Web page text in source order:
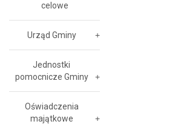
celowe
Urząd Gminy
Jednostki
pomocnicze Gminy
Oświadczenia
majątkowe